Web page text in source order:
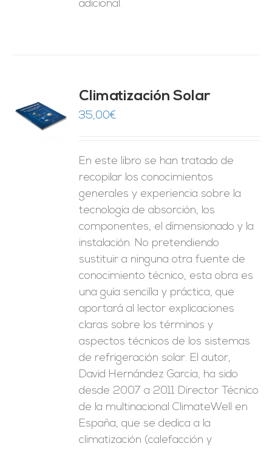
adicional.
Climatización Solar
35,00€
En este libro se han tratado de
recopilar los conocimientos
generales y experiencia sobre la
tecnología de absorción, los
componentes, el dimensionado y la
instalación. No pretendiendo
sustituir a ninguna otra fuente de
conocimiento técnico, esta obra es
una guía sencilla y práctica, que
aportará al lector explicaciones
claras sobre los términos y
aspectos técnicos de los sistemas
de refrigeración solar. El autor,
David Hernández García, ha sido
desde 2007 a 2011 Director Técnico
de la multinacional ClimateWell en
España, que se dedica a la
climatización (calefacción y